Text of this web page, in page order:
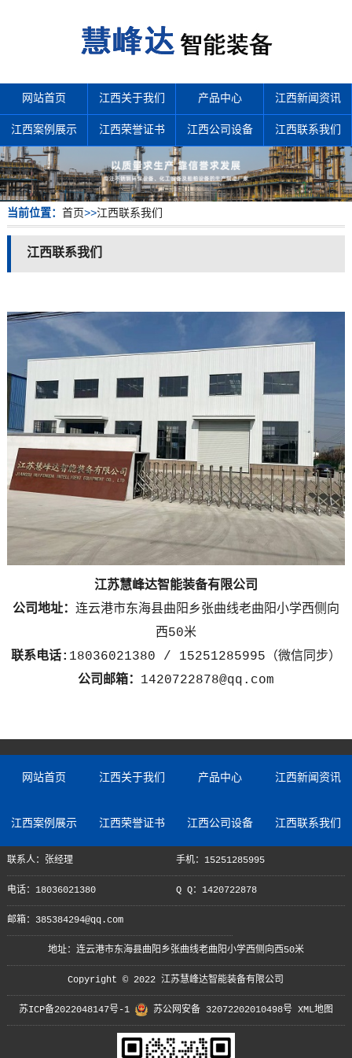
网站首页 江西关于我们 产品中心 江西新闻资讯
江西案例展示 江西荣誉证书 江西公司设备 江西联系我们
当前位置： 首页>>江西联系我们
江西联系我们
江苏慧峰达智能装备有限公司
公司地址： 连云港市东海县曲阳乡张曲线老曲阳小学西侧向
西50米
联系电话: 18036021380 / 15251285995（微信同步）
公司邮箱： 1420722878@qq.com
网站首页 江西关于我们 产品中心 江西新闻资讯
江西案例展示 江西荣誉证书 江西公司设备 江西联系我们
联系人：张经理 手机：15251285995
电话：18036021380 Q Q：1420722878
邮箱：385384294@qq.com
地址：连云港市东海县曲阳乡张曲线老曲阳小学西侧向西50米
Copyright © 2022 江苏慧峰达智能装备有限公司
苏ICP备2022048147号-1 苏公网安备 32072202010498号 XML地图